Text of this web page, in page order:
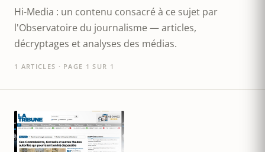
Hi-Media : un contenu consacré à ce sujet par
l'Observatoire du journalisme — articles,
décryptages et analyses des médias.
1 ARTICLES · PAGE 1 SUR 1